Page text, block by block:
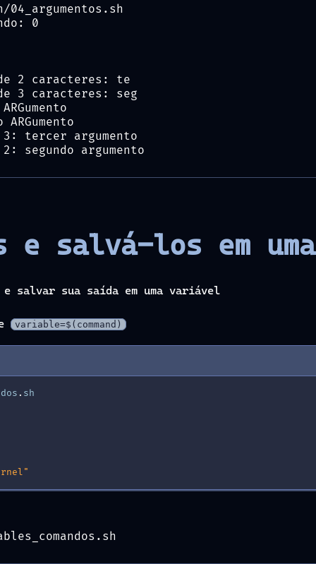
0
2 caracteres: te
3 caracteres: seg
3: tercer argumento
segundo argumento
e salvá-los em
e salvar sua saída em uma variável
variable=$(command)
. sh